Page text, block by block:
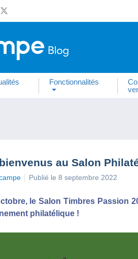
Fonctionnalités
au Salon
Publié le 8 septembre 2022
le Salon Timbres Passion
philatélique !